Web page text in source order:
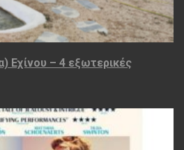
Εχίνου – 4 εξωτερικές